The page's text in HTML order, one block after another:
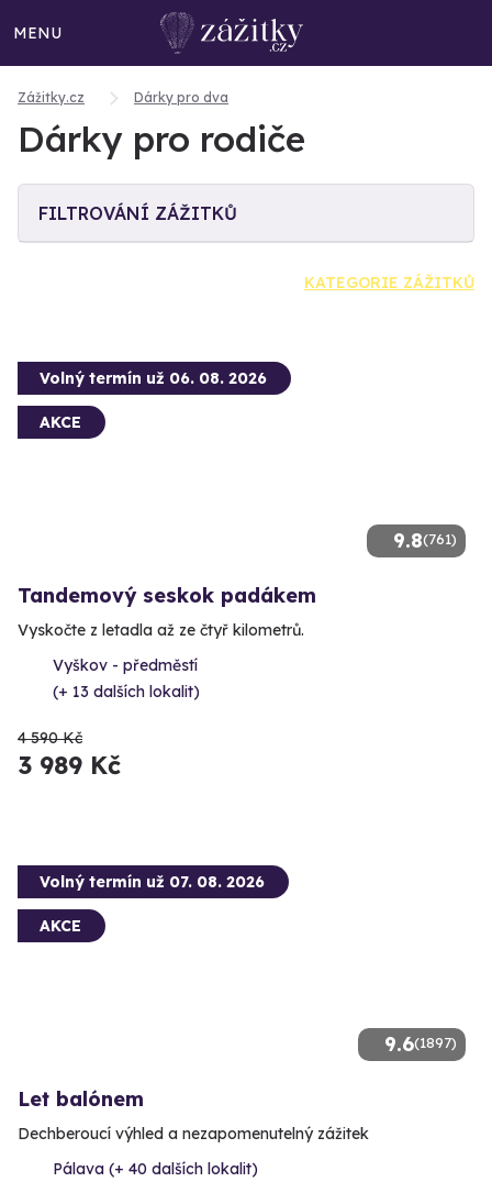
MENU
Zážitky.cz Dárky pro dva
Dárky pro rodiče
FILTROVÁNÍ ZÁŽITKŮ
KATEGORIE ZÁŽITKŮ
9.8(761)
Volný termín už 06. 08. 2026
AKCE
Tandemový seskok padákem
Vyskočte z letadla až ze čtyř kilometrů.
Vyškov - předměstí
(+ 13 dalších lokalit)
4 590 Kč
3 989 Kč
9.6(1897)
Volný termín už 07. 08. 2026
AKCE
Let balónem
Dechberoucí výhled a nezapomenutelný zážitek
Pálava (+ 40 dalších lokalit)